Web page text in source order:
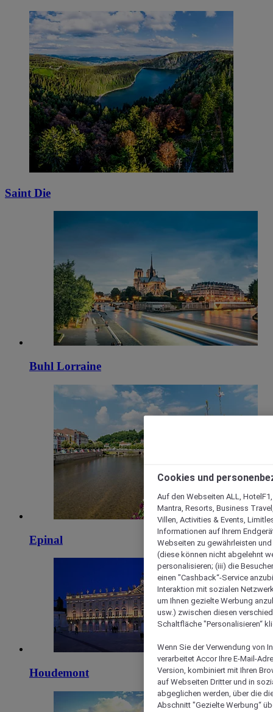
Saint Die
Buhl Lorraine
Epinal
Houdemont
Cookies und
Auf den Webseiten ALL,
Mantra, Resorts, Business
Villen, Activities & Events,
Informationen auf Ihrem
Webseiten zu gewährleisten
(diese können nicht abgelehnt
personalisieren; (iii) die
einen "Cashback“-Service
Interaktion mit sozialen
um Ihnen gezielte Werbung
usw.) zwischen diesen
Schaltfläche "Personalisieren“
Wenn Sie der Verwendung von
verarbeitet Accor Ihre E-Mail-
Version, kombiniert mit Ihren
auf Webseiten Dritter und in
abgeglichen werden, über die
Abschnitt "Gezielte Werbung“